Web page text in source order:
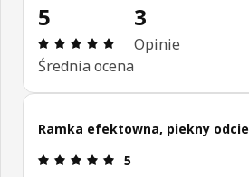
5
Opinia: 5 na 5
Średnia ocena
3
Opinie
Ramka efektowna, piekny
Opinia: 5 na 5 gwiazdki.
5